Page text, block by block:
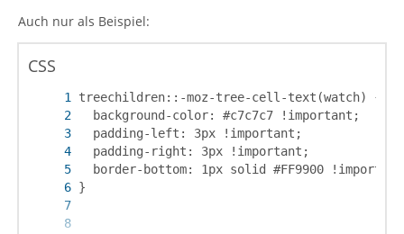
Auch nur als Beispiel:
CSS